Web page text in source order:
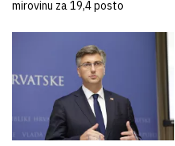
mirovinu za 19,4 posto